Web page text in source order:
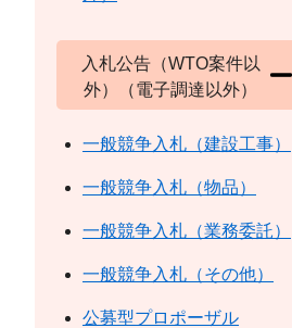
入札公告（WTO案件以
外）（電子調達以外）
一般競争入札（建設工事）
一般競争入札（物品）
一般競争入札（業務委託）
一般競争入札（その他）
公募型プロポーザル